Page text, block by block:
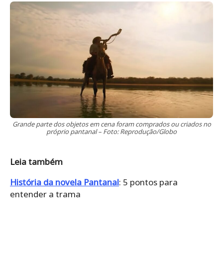
Grande parte dos objetos em cena foram comprados ou criados no
próprio pantanal – Foto: Reprodução/Globo
Leia também
História da novela Pantanal: 5 pontos para
entender a trama